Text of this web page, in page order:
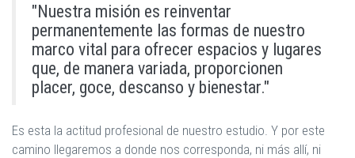
"Nuestra misión es reinventar
permanentemente las formas de nuestro
marco vital para ofrecer espacios y lugares
que, de manera variada, proporcionen
placer, goce, descanso y bienestar."
Es esta la actitud profesional de nuestro estudio. Y por este
camino llegaremos a donde nos corresponda, ni más allí, ni